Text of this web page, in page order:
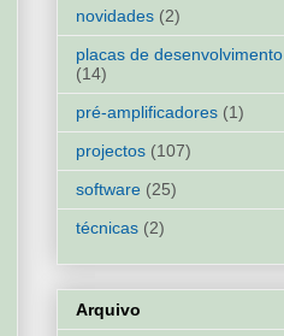
novidades (2)
placas de desenvolvimento
(14)
pré-amplificadores (1)
projectos (107)
software (25)
técnicas (2)
Arquivo